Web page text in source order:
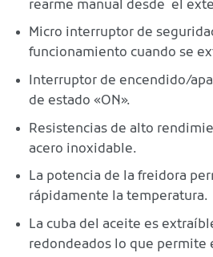
rearme manual desde el
Micro interruptor de
funcionamiento cuando se
Interruptor de encendido/
de estado «ON».
Resistencias de alto
acero inoxidable.
La potencia de la freidora
rápidamente la temperatura.
La cuba del aceite es
redondeados lo que permite